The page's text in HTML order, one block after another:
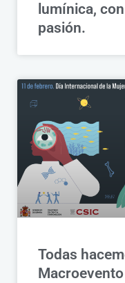
lumínica,
pasión.
Todas